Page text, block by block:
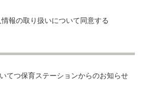
情報の取り扱いについて同意する
てつ保育ステーションからのお知らせ